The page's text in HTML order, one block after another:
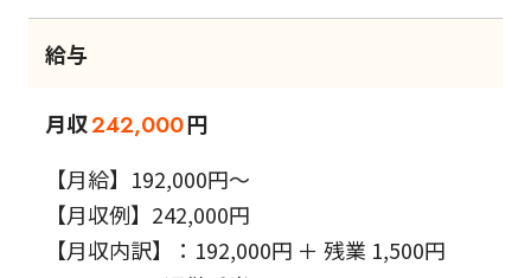
給与
月収242,000円
【月給】192,000円～
【月収例】242,000円
【月収内訳】：192,000円 ＋ 残業 1,500円